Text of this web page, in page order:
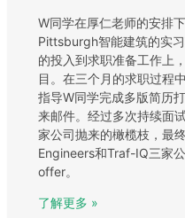
W同学在厚仁老师的安排
Pittsburgh智能建筑的实
的投入到求职准备工作上
目。在三个月的求职过程
指导W同学完成多版简历
来邮件。经过多次持续面
家公司抛来的橄榄枝，最
Engineers和Traf-IQ三家
offer。
了解更多 »